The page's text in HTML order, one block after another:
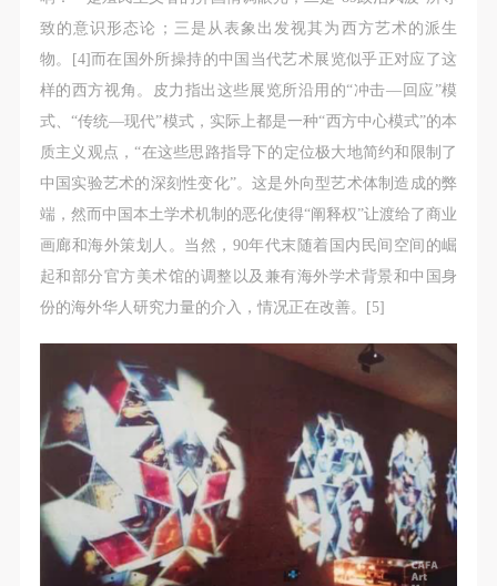
致的意识形态论；三是从表象出发视其为西方艺术的派生
物。[4]而在国外所操持的中国当代艺术展览似乎正对应了这
样的西方视角。皮力指出这些展览所沿用的“冲击—回应”模
式、“传统—现代”模式，实际上都是一种“西方中心模式”的本
质主义观点，“在这些思路指导下的定位极大地简约和限制了
中国实验艺术的深刻性变化”。这是外向型艺术体制造成的弊
端，然而中国本土学术机制的恶化使得“阐释权”让渡给了商业
画廊和海外策划人。当然，90年代末随着国内民间空间的崛
起和部分官方美术馆的调整以及兼有海外学术背景和中国身
份的海外华人研究力量的介入，情况正在改善。[5]